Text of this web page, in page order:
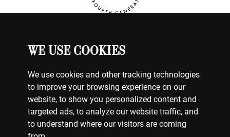
WE USE COOKIES
We use cookies and other tracking technologies
to improve your browsing experience on our
website, to show you personalized content and
targeted ads, to analyze our website traffic, and
to understand where our visitors are coming
ΕΠΙΚΟΙΝΩΝΗΣΤΕ ΜΑΖΙ ΜΑΣ
ΠΛΗΡΩΜΕΣ